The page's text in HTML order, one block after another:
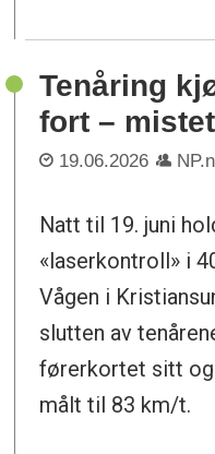
Tenåring
fort –
19.06.2026
Natt til 19. juni
«laserkontroll» i
Vågen i
slutten av
førerkortet sitt
målt til 83 km/t.